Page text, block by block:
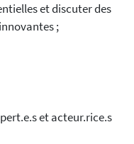
et discuter des
;
et acteur.rice.s